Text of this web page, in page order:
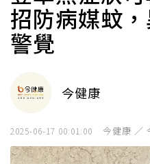
招防病媒蚊
警覺
今健康
2025-06-17 00:01:00 今健康 ／